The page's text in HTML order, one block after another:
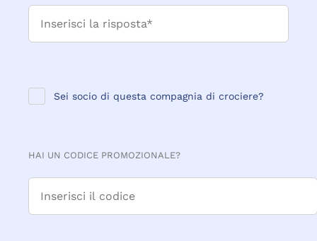
Sei socio di questa compagnia di crociere?
HAI UN CODICE PROMOZIONALE?